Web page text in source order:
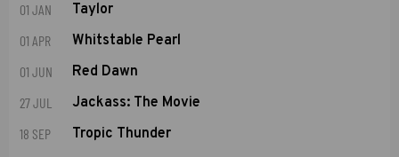
01 JAN Taylor
01 APR Whitstable Pearl
01 JUN Red Dawn
27 JUL Jackass: The Movie
18 SEP Tropic Thunder